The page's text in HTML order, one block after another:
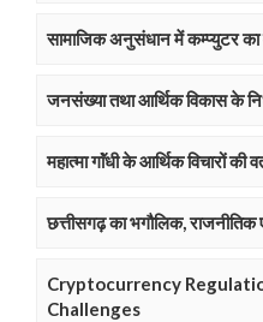
सामाजिक अनुसंधान में कम्प्युटर
जनसंख्या तथा आर्थिक विकास के
महात्मा गाॅंधी के आर्थिक विचारों की
छत्तीसगढ़ का भगौलिक,
Cryptocurrency
Challenges